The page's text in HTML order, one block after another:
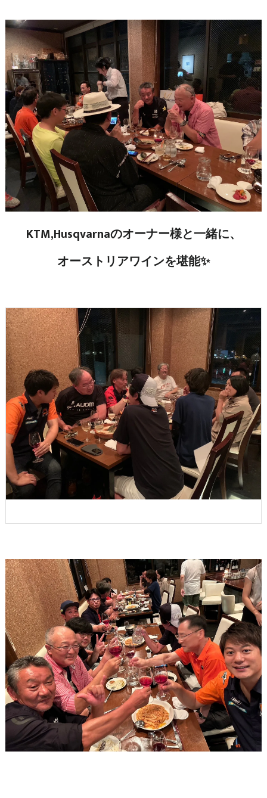
KTM,Husqvarnaのオーナー様と一緒に、
オーストリアワインを堪能✨